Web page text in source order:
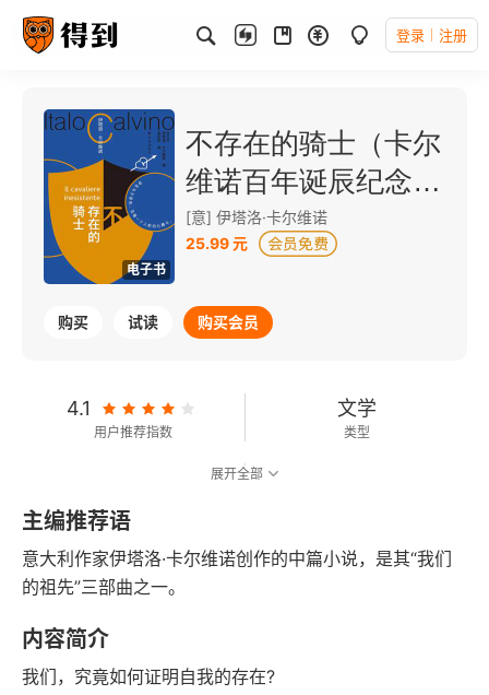
登录 注册
电子书
不存在的骑士（卡尔
维诺百年诞辰纪念
版）
[意] 伊塔洛·卡尔维诺
25.99 元
购买 试读 购买会员
4.1
用户推荐指数
文学
类型
72千字
字数
2023-10-01
发行日期
展开全部
主编推荐语
意大利作家伊塔洛·卡尔维诺创作的中篇小说，是其“我们
的祖先”三部曲之一。
内容简介
我们，究竟如何证明自我的存在?